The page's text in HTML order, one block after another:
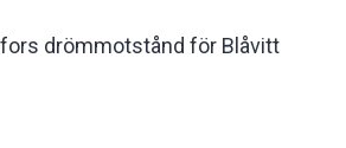
drömmotstånd för Blåvitt